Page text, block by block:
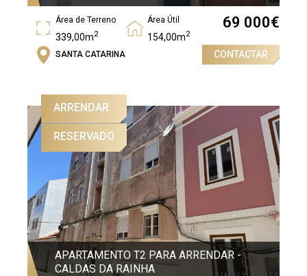
Área de Terreno
339,00m2
Área Útil
154,00m2
Área Bruta
69 000€
SANTA CATARINA CONTACTAR
ARRENDAR
RESERVADO
APARTAMENTO T2 PARA ARRENDAR -
CALDAS DA RAINHA